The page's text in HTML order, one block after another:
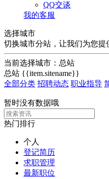
QQ交谈
我的客服
选择城市
切换城市分站，让我们为您提
当前选择城市： 总站
总站 {{item.sitename}}
全部分类 招聘动态 职业指导
暂时没有数据哦
热门排行
个人
登记简历
求职管理
最新职位